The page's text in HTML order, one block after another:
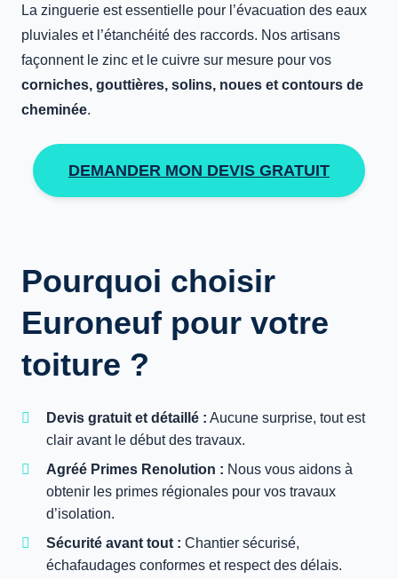
La zinguerie est essentielle pour l’évacuation des eaux
pluviales et l’étanchéité des raccords. Nos artisans
façonnent le zinc et le cuivre sur mesure pour vos
corniches, gouttières, solins, noues et contours de
cheminée.
DEMANDER MON DEVIS GRATUIT
Pourquoi choisir
Euroneuf pour votre
toiture ?
Devis gratuit et détaillé : Aucune surprise, tout est
clair avant le début des travaux.
Agréé Primes Renolution : Nous vous aidons à
obtenir les primes régionales pour vos travaux
d’isolation.
Sécurité avant tout : Chantier sécurisé,
échafaudages conformes et respect des délais.